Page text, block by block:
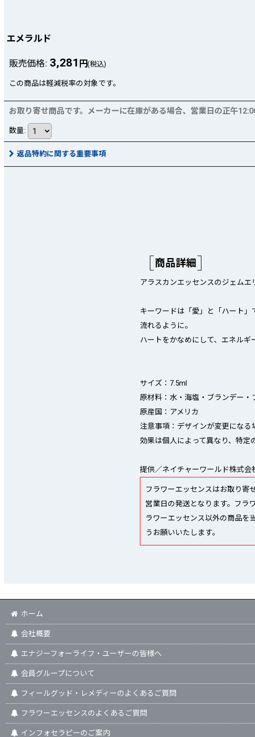
エメラルド
販売価格: 3,281 円(税込)
この商品は軽減税率の対象です。
お取り寄せ商品です。メーカーに在庫がある場合、営業日の正午
数量:
返品特約に関する重要事項
商品詳細
アラスカンエッセンスのジェムエ
キーワードは「愛」と「ハート
流れるように。
ハートをかなめにして、エネルギ
サイズ：7.5ml
原材料：水・海塩・ブランデー・
原産国：アメリカ
注意事項：デザインが変更になる
効果は個人によって異なり、特定
提供／ネイチャーワールド株式会
フラワーエッセンスはお取り寄
営業日の発送となります。フラ
ラワーエッセンス以外の商品を
うお願いいたします。
ホーム
会社概要
エナジーフォーライフ・ユーザーの皆様へ
会員グループについて
フィールグッド・レメディーのよくあるご質問
フラワーエッセンスのよくあるご質問
インフォセラピーのご案内